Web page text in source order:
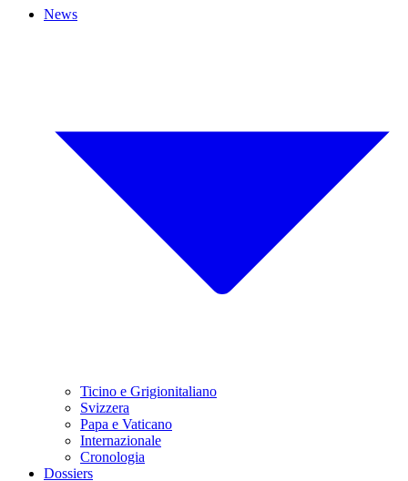
News
Ticino e Grigionitaliano
Svizzera
Papa e Vaticano
Internazionale
Cronologia
Dossiers